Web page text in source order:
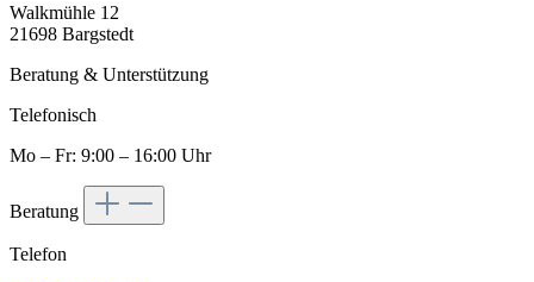
Walkmühle 12
21698 Bargstedt
Beratung & Unterstützung
Telefonisch
Mo – Fr: 9:00 – 16:00 Uhr
Beratung
Telefon